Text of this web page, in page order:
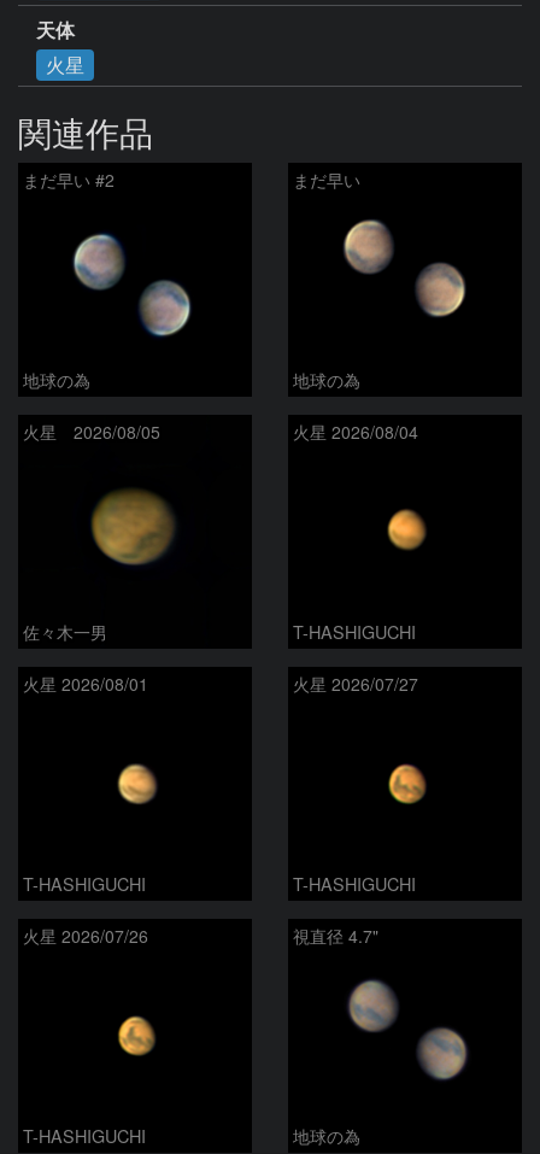
天体
火星
関連作品
まだ早い #2
地球の為
まだ早い
地球の為
火星 2026/08/05
佐々木一男
火星 2026/08/04
T-HASHIGUCHI
火星 2026/08/01
T-HASHIGUCHI
火星 2026/07/27
T-HASHIGUCHI
火星 2026/07/26
T-HASHIGUCHI
視直径 4.7"
地球の為